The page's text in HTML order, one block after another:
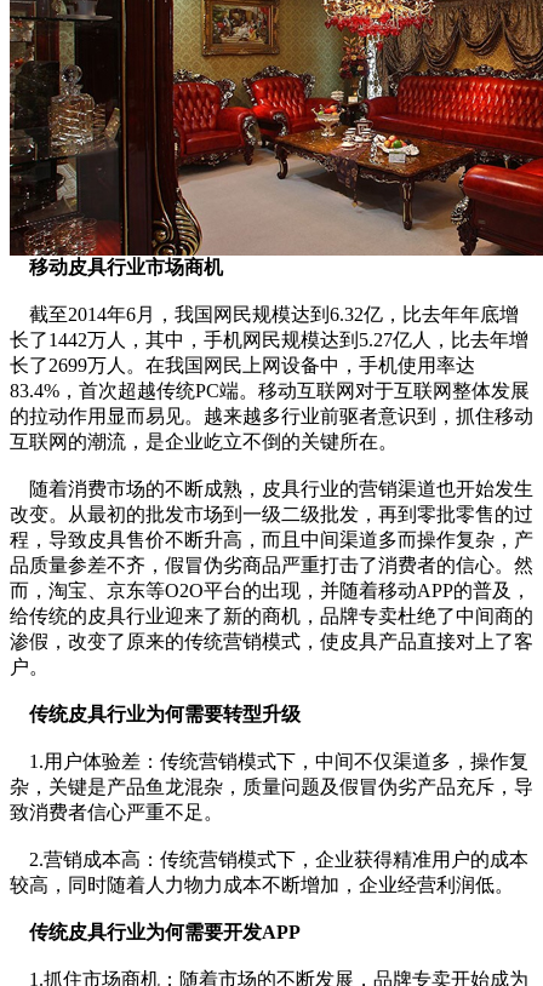
移动皮具行业市场商机
截至2014年6月，我国网民规模达到6.32亿，比去年年底增
长了1442万人，其中，手机网民规模达到5.27亿人，比去年增
长了2699万人。在我国网民上网设备中，手机使用率达
83.4%，首次超越传统PC端。移动互联网对于互联网整体发展
的拉动作用显而易见。越来越多行业前驱者意识到，抓住移动
互联网的潮流，是企业屹立不倒的关键所在。
随着消费市场的不断成熟，皮具行业的营销渠道也开始发生
改变。从最初的批发市场到一级二级批发，再到零批零售的过
程，导致皮具售价不断升高，而且中间渠道多而操作复杂，产
品质量参差不齐，假冒伪劣商品严重打击了消费者的信心。然
而，淘宝、京东等O2O平台的出现，并随着移动APP的普及，
给传统的皮具行业迎来了新的商机，品牌专卖杜绝了中间商的
渗假，改变了原来的传统营销模式，使皮具产品直接对上了客
户。
传统皮具行业为何需要转型升级
1.用户体验差：传统营销模式下，中间不仅渠道多，操作复
杂，关键是产品鱼龙混杂，质量问题及假冒伪劣产品充斥，导
致消费者信心严重不足。
2.营销成本高：传统营销模式下，企业获得精准用户的成本
较高，同时随着人力物力成本不断增加，企业经营利润低。
传统皮具行业为何需要开发APP
1.抓住市场商机：随着市场的不断发展，品牌专卖开始成为